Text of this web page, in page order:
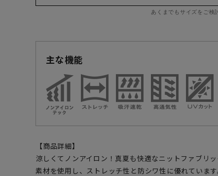
あくまでもサイズをご検
主な機能
【商品詳細】
涼しくてノンアイロン！真夏も快適なニットファブリ
素材を使用し、ストレッチ性と防シワ性に優れていま